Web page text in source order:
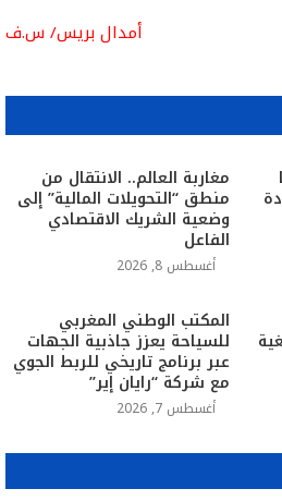
أمدال بريس/ س.ف
مغاربة العالم.. الانتقال من
منطق “التحويلات المالية” إلى
وضعية الشريك الاقتصادي
الفاعل
أغسطس 8, 2026
المكتب الوطني المغربي
للسياحة يعزز جاذبية الجهات
عبر برنامج تاريخي للربط الجوي
مع شركة “رايان إير”
أغسطس 7, 2026